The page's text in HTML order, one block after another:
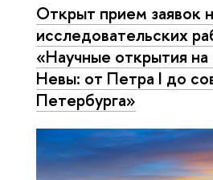
Открыт прием заявок
исследовательских
«Научные открытия на
Невы: от Петра I до
Петербурга»